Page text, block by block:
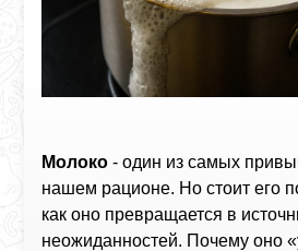
Молоко - один из самых
нашем рационе. Но стоит его
как оно превращается в
неожиданностей. Почему оно